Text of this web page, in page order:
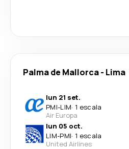
Palma de Mallorca- Lima
lun 21 set.
PMI-LIM· 1 escala
Air Europa
lun 05 oct.
LIM-PMI· 1 escala
United Airlines